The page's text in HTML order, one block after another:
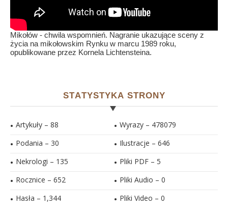
Mikołów - chwila wspomnień. Nagranie ukazujące sceny z
życia na mikołowskim Rynku w marcu 1989 roku,
opublikowane przez Kornela Lichtensteina.
STATYSTYKA STRONY
Artykuły – 88
Podania – 30
Nekrologi – 135
Rocznice – 652
Hasła – 1,344
Wyrazy – 478079
Ilustracje – 646
Pliki PDF – 5
Pliki Audio – 0
Pliki Video – 0